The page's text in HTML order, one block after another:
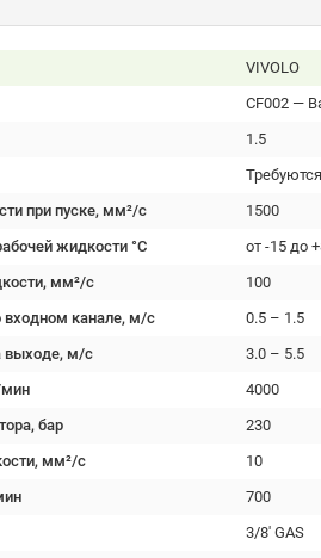
VIVOLO
CF002 —
1.5
при пуске, мм²/c
1500
жидкости °C
от -15 до
мм²/c
100
входном канале, м/с
0.5 – 1.5
выходе, м/с
3.0 – 5.5
мин
4000
бар
230
мм²/c
10
700
3/8' GAS